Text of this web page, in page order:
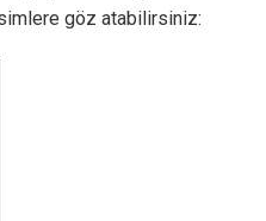
göz atabilirsiniz: